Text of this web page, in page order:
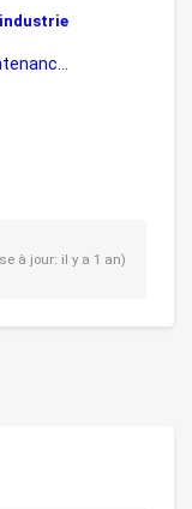
à jour: il y a 1 an)